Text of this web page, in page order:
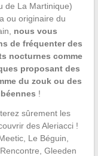
de La Martinique)
ou originaire du
nous vous
de fréquenter des
nocturnes comme
proposant des
du zouk ou des
!
sûrement les
des Aleriacci !
Le Béguin,
Gleeden